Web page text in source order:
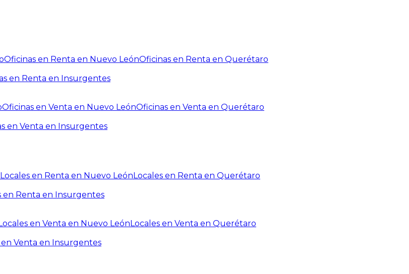
Oficinas en Renta en Nuevo LeónOficinas en Renta en Querétaro
en Renta en Insurgentes
Oficinas en Venta en Nuevo LeónOficinas en Venta en Querétaro
en Venta en Insurgentes
Locales en Renta en Nuevo LeónLocales en Renta en Querétaro
en Renta en Insurgentes
en Venta en Nuevo LeónLocales en Venta en Querétaro
en Venta en Insurgentes